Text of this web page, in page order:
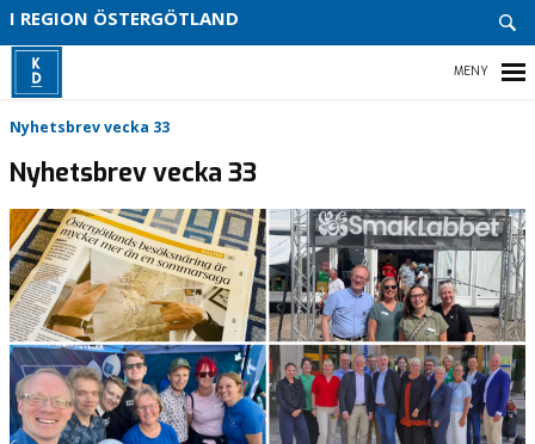
I REGION ÖSTERGÖTLAND
OSS
HEM
VÅR POLITIK
VÅRA FÖRETRÄDARE
REGIONALT VALPROGRAM 2022-2026
Nyhetsbrev vecka 33
Nyhetsbrev vecka 33